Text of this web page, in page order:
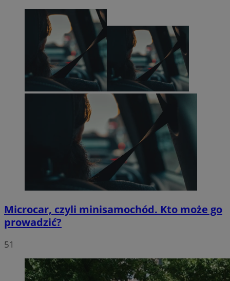
Microcar, czyli minisamochód. Kto może go
prowadzić?
51